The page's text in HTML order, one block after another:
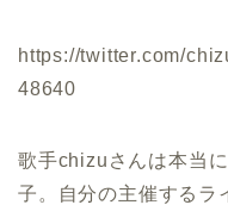
https://twitter.com/
48640
歌手chizuさんは本当
子。自分の主催するラ